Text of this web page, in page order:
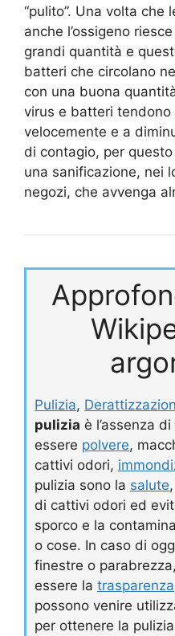
“pulito”. Una volta che
anche l’ossigeno
grandi quantità e
batteri che circolano
con una buona
virus e batteri
velocemente e a
di contagio, per
una sanificazione, nei
negozi, che avvenga
Pulizia,
pulizia è l’assenza
essere polvere,
cattivi odori,
pulizia sono la salute
di cattivi odori ed
sporco e la
o cose. In caso di
finestre o
essere la trasparenza
possono venire
per ottenere la